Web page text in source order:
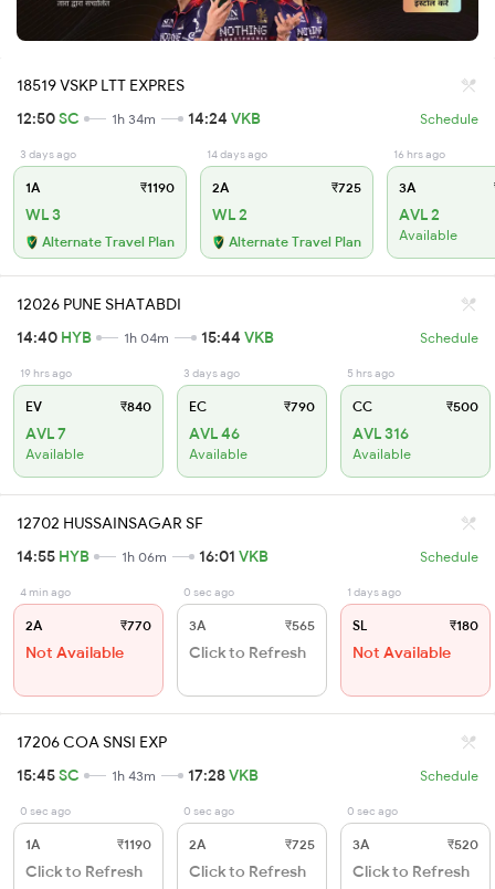
18519 VSKP LTT EXPRES
12:50SC 1h 34m 14:24 VKB Schedule
3 days ago
1A ₹1190
WL 3
Alternate Travel Plan
14 days ago
2A ₹725
WL 2
Alternate Travel Plan
16 hrs ago
3A
AVL 2
Available
12026 PUNE SHATABDI
14:40 HYB 1h 04m 15:44 VKB Schedule
19 hrs ago
EV ₹840
AVL 7
Available
3 days ago
EC ₹790
AVL 46
Available
5 hrs ago
CC ₹500
AVL 316
Available
12702 HUSSAINSAGAR SF
14:55 HYB 1h 06m 16:01 VKB Schedule
4 min ago
2A ₹770
Not Available
0 sec ago
3A ₹565
Click to Refresh
1 days ago
SL ₹180
Not Available
17206 COA SNSI EXP
15:45SC 1h 43m 17:28VKB Schedule
0 sec ago
1A ₹1190
Click to Refresh
0 sec ago
2A ₹725
Click to Refresh
0 sec ago
3A ₹520
Click to Refresh